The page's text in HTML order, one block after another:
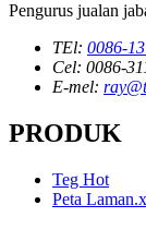
Pengurus jualan
TEl: 0086-
Cel: 0086-
E-mel:
PRODUK
Teg Hot
Peta